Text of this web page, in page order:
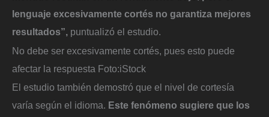
lenguaje excesivamente cortés no garantiza mejores
resultados”, puntualizó el estudio.
No debe ser excesivamente cortés, pues esto puede
afectar la respuesta Foto:iStock
El estudio también demostró que el nivel de cortesía
varía según el idioma. Este fenómeno sugiere que los